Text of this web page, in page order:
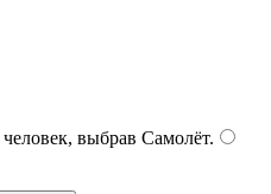
выбрав Самолёт.